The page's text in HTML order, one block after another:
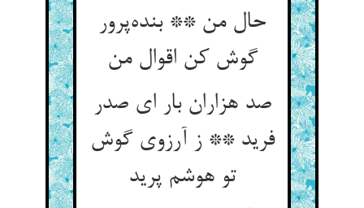
حال من ** بنده‌پرور
گوش کن اقوال من
صد هزاران بار ای صدر
فرید ** ز آرزوی گوش
تو هوشم پرید